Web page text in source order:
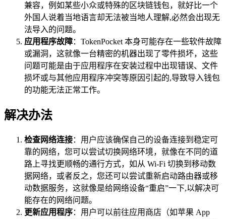
兼容，例如某些小众或特殊的区块链钱包，就好比一个
外国人说着当地语言却无法被当地人理解,必然会出现无
法导入的问题。
应用程序故障：TokenPocket 本身可能存在一些软件故障
或漏洞，这就像一台精密的机器出现了零件损坏，这些
问题可能是由于应用程序在安装过程中出现错误、文件
损坏或与其他应用程序冲突等原因引起的,导致导入钱包
的功能无法正常工作。
解决办法
检查网络连接：用户应该确保自己的设备连接到稳定可
靠的网络，您可以尝试切换网络环境，就像在不同的道
路上寻找更顺畅的通行方式，如从 Wi-Fi 切换到移动数
据网络，或者反之，您还可以尝试重新启动路由器或移
动数据服务，这就像是给网络设备“重启”一下,以解决可
能存在的网络问题。
更新应用程序：用户可以前往应用商店（如苹果 App